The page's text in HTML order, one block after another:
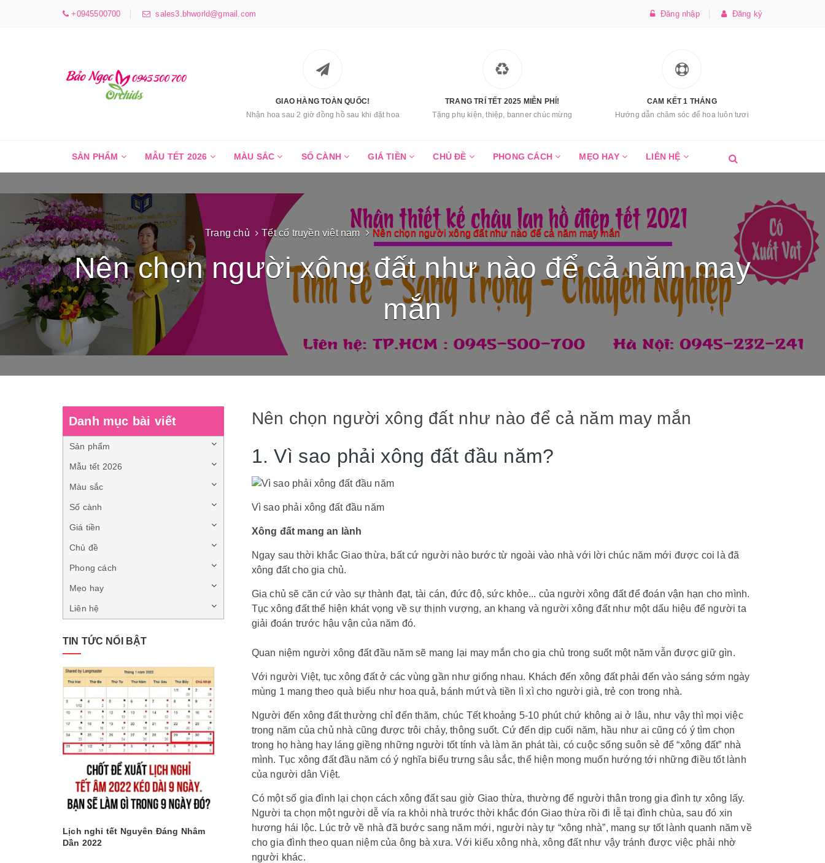
+0945500700 sales3.bhworld@gmail.com Đăng nhập Đăng ký
GIAO HÀNG TOÀN QUỐC!
Nhận hoa sau 2 giờ đồng hồ sau khi đặt hoa
TRANG TRÍ TẾT 2025 MIỄN PHÍ!
Tặng phụ kiện, thiệp, banner chúc mừng
CAM KẾT 1 THÁNG
Hướng dẫn chăm sóc để hoa luôn tươi
SẢN PHẨM MẪU TẾT 2026 MÀU SẮC SỐ CÀNH GIÁ TIỀN CHỦ ĐỀ PHONG CÁCH MẸO HAY LIÊN HỆ
Trang chủ Tết cổ truyền việt nam Nên chọn người xông đất như nào để cả năm may mắn
Nên chọn người xông đất như nào để cả năm may
mắn
Nên chọn người xông đất như nào để cả năm may mắn
1. Vì sao phải xông đất đầu năm?
Vì sao phải xông đất đầu năm
Xông đất mang an lành
Ngay sau thời khắc Giao thừa, bất cứ người nào bước từ ngoài vào nhà với lời chúc năm mới được coi là đã
xông đất cho gia chủ.
Gia chủ sẽ căn cứ vào sự thành đạt, tài cán, đức độ, sức khỏe... của người xông đất để đoán vận hạn cho mình.
Tục xông đất thể hiện khát vọng về sự thịnh vượng, an khang và người xông đất như một dấu hiệu để người ta
giải đoán trước hậu vận của năm đó.
Quan niệm người xông đất đầu năm sẽ mang lại may mắn cho gia chủ trong suốt một năm vẫn được giữ gìn.
Với người Việt, tục xông đất ở các vùng gần như giống nhau. Khách đến xông đất phải đến vào sáng sớm ngày
mùng 1 mang theo quà biếu như hoa quả, bánh mứt và tiền lì xì cho người già, trẻ con trong nhà.
Người đến xông đất thường chỉ đến thăm, chúc Tết khoảng 5-10 phút chứ không ai ở lâu, như vậy thì mọi việc
trong năm của chủ nhà cũng được trôi chảy, thông suốt. Cứ đến dịp cuối năm, hầu như ai cũng có ý tìm chọn
trong họ hàng hay láng giềng những người tốt tính và làm ăn phát tài, có cuộc sống suôn sẻ để “xông đất” nhà
mình. Tục xông đất đầu năm có ý nghĩa biểu trưng sâu sắc, thể hiện mong muốn hướng tới những điều tốt lành
của người dân Việt.
Có một số gia đình lại chọn cách xông đất sau giờ Giao thừa, thường để người thân trong gia đình tự xông lấy.
Người ta chọn một người dễ vía ra khỏi nhà trước thời khắc đón Giao thừa rồi đi lễ tại đình chùa, sau đó xin
hương hái lộc. Lúc trở về nhà đã bước sang năm mới, người này tự “xông nhà”, mang sự tốt lành quanh năm về
cho gia đình theo quan niệm của ông bà xưa. Với kiểu xông nhà, xông đất như vậy tránh được việc phải nhờ
người khác.
Danh mục bài viết
Sản phẩm
Mẫu tết 2026
Màu sắc
Số cành
Giá tiền
Chủ đề
Phong cách
Mẹo hay
Liên hệ
TIN TỨC NỔI BẬT
Lịch nghỉ tết Nguyên Đáng Nhâm
Dần 2022